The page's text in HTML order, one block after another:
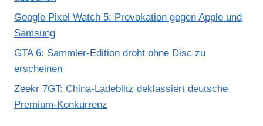
Google Pixel Watch 5: Provokation gegen Apple und
Samsung
GTA 6: Sammler-Edition droht ohne Disc zu
erscheinen
Zeekr 7GT: China-Ladeblitz deklassiert deutsche
Premium-Konkurrenz